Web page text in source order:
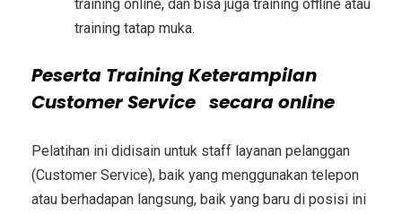
training online, dan bisa juga training offline atau
training tatap muka.
Peserta Training Keterampilan
Customer Service secara online
Pelatihan ini didisain untuk staff layanan pelanggan
(Customer Service), baik yang menggunakan telepon
atau berhadapan langsung, baik yang baru di posisi ini